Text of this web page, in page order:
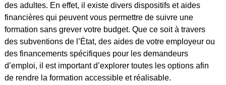
des adultes. En effet, il existe divers dispositifs et aides
financières qui peuvent vous permettre de suivre une
formation sans grever votre budget. Que ce soit à travers
des subventions de l’État, des aides de votre employeur ou
des financements spécifiques pour les demandeurs
d’emploi, il est important d’explorer toutes les options afin
de rendre la formation accessible et réalisable.